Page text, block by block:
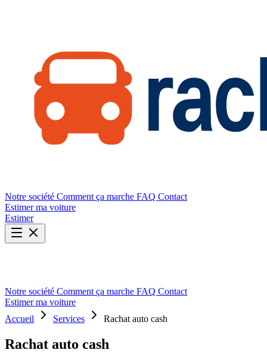
Notre société Comment ça marche FAQ Contact
Estimer ma voiture
Estimer
Notre société Comment ça marche FAQ Contact
Estimer ma voiture
Accueil
Services Rachat auto cash
Rachat auto cash